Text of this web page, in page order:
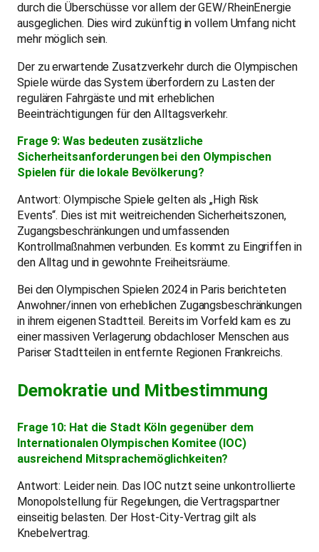
durch die Überschüsse vor allem der GEW/RheinEnergie
ausgeglichen. Dies wird zukünftig in vollem Umfang nicht
mehr möglich sein.
Der zu erwartende Zusatzverkehr durch die Olympischen
Spiele würde das System überfordern zu Lasten der
regulären Fahrgäste und mit erheblichen
Beeinträchtigungen für den Alltagsverkehr.
Frage 9: Was bedeuten zusätzliche
Sicherheitsanforderungen bei den Olympischen
Spielen für die lokale Bevölkerung?
Antwort: Olympische Spiele gelten als „High Risk
Events“. Dies ist mit weitreichenden Sicherheitszonen,
Zugangsbeschränkungen und umfassenden
Kontrollmaßnahmen verbunden. Es kommt zu Eingriffen in
den Alltag und in gewohnte Freiheitsräume.
Bei den Olympischen Spielen 2024 in Paris berichteten
Anwohner/innen von erheblichen Zugangsbeschränkungen
in ihrem eigenen Stadtteil. Bereits im Vorfeld kam es zu
einer massiven Verlagerung obdachloser Menschen aus
Pariser Stadtteilen in entfernte Regionen Frankreichs.
Demokratie und Mitbestimmung
Frage 10: Hat die Stadt Köln gegenüber dem
Internationalen Olympischen Komitee (IOC)
ausreichend Mitsprachemöglichkeiten?
Antwort: Leider nein. Das IOC nutzt seine unkontrollierte
Monopolstellung für Regelungen, die Vertragspartner
einseitig belasten. Der Host-City-Vertrag gilt als
Knebelvertrag.